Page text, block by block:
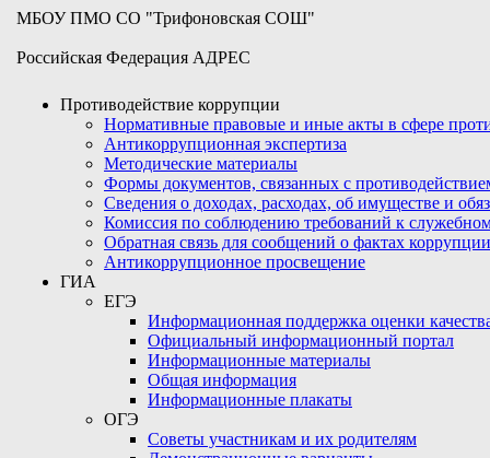
МБОУ ПМО СО "Трифоновская СОШ"
Российская Федерация АДРЕС
Противодействие коррупции
Нормативные правовые и иные акты в сфере
Антикоррупционная экспертиза
Методические материалы
Формы документов, связанных с
Сведения о доходах, расходах, об имуществе и
Комиссия по соблюдению требований к
Обратная связь для сообщений о фактах коррупции
Антикоррупционное просвещение
ГИА
ЕГЭ
Информационная поддержка оценки
Официальный информационный портал
Информационные материалы
Общая информация
Информационные плакаты
ОГЭ
Советы участникам и их родителям